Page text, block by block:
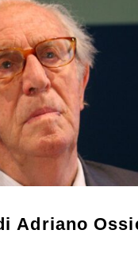
Adriano